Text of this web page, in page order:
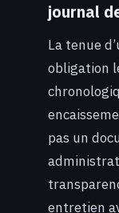
journal
La tenue
obligation
pas un
entretien